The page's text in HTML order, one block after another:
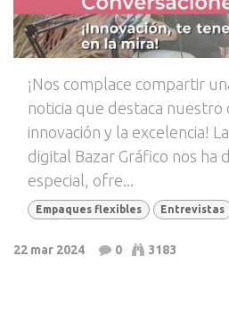
¡Nos complace compartir
noticia que destaca nuestro
innovación y la excelencia!
digital Bazar Gráfico nos ha
especial, ofre...
Empaques flexibles Entrevistas
22 mar 2024 0 3183